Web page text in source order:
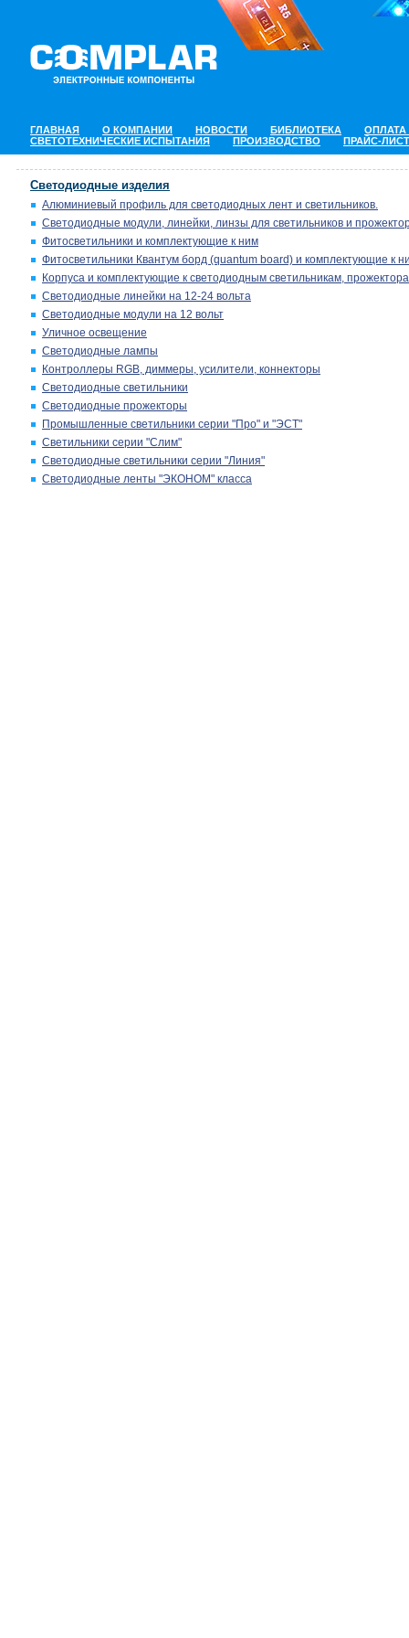
ГЛАВНАЯ О КОМПАНИИ НОВОСТИ БИБЛИОТЕКА
ОПЛАТА
СВЕТОТЕХНИЧЕСКИЕ ИСПЫТАНИЯ
ПРОИЗВОДСТВО ПРАЙС-ЛИСТ
Светодиодные изделия
Алюминиевый профиль для светодиодных лент и светильников.
Светодиодные модули, линейки, линзы для светильников и
Фитосветильники и комплектующие к ним
Фитосветильники Квантум борд (quantum board) и комплектующие к
Корпуса и комплектующие к светодиодным светильникам,
Светодиодные линейки на 12-24 вольта
Светодиодные модули на 12 вольт
Уличное освещение
Светодиодные лампы
Контроллеры RGB, диммеры, усилители, коннекторы
Светодиодные светильники
Светодиодные прожекторы
Промышленные светильники серии "Про" и "ЭСТ"
Светильники серии "Слим"
Светодиодные светильники серии "Линия"
Светодиодные ленты "ЭКОНОМ" класса